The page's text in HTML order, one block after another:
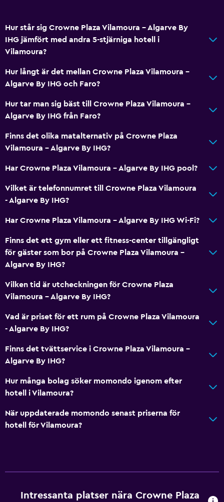
Hur står sig Crowne Plaza Vilamoura - Algarve By
IHG jämfört med andra 5-stjärniga hotell i
Vilamoura?
Hur långt är det mellan Crowne Plaza Vilamoura -
Algarve By IHG och Faro?
Hur tar man sig bäst till Crowne Plaza Vilamoura -
Algarve By IHG från Faro?
Finns det olika matalternativ på Crowne Plaza
Vilamoura - Algarve By IHG?
Har Crowne Plaza Vilamoura - Algarve By IHG pool?
Vilket är telefonnumret till Crowne Plaza Vilamoura
- Algarve By IHG?
Har Crowne Plaza Vilamoura - Algarve By IHG Wi-Fi?
Finns det ett gym eller ett fitness-center tillgängligt
för gäster som bor på Crowne Plaza Vilamoura -
Algarve By IHG?
Vilken tid är utcheckningen för Crowne Plaza
Vilamoura - Algarve By IHG?
Vad är priset för ett rum på Crowne Plaza Vilamoura
- Algarve By IHG?
Finns det tvättservice i Crowne Plaza Vilamoura -
Algarve By IHG?
Hur många bolag söker momondo igenom efter
hotell i Vilamoura?
När uppdaterade momondo senast priserna för
hotell för Vilamoura?
Intressanta platser nära Crowne Plaza